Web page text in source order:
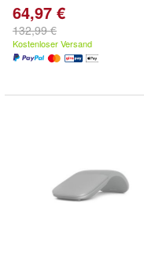
64,97 €
132,99 €
Kostenloser Versand